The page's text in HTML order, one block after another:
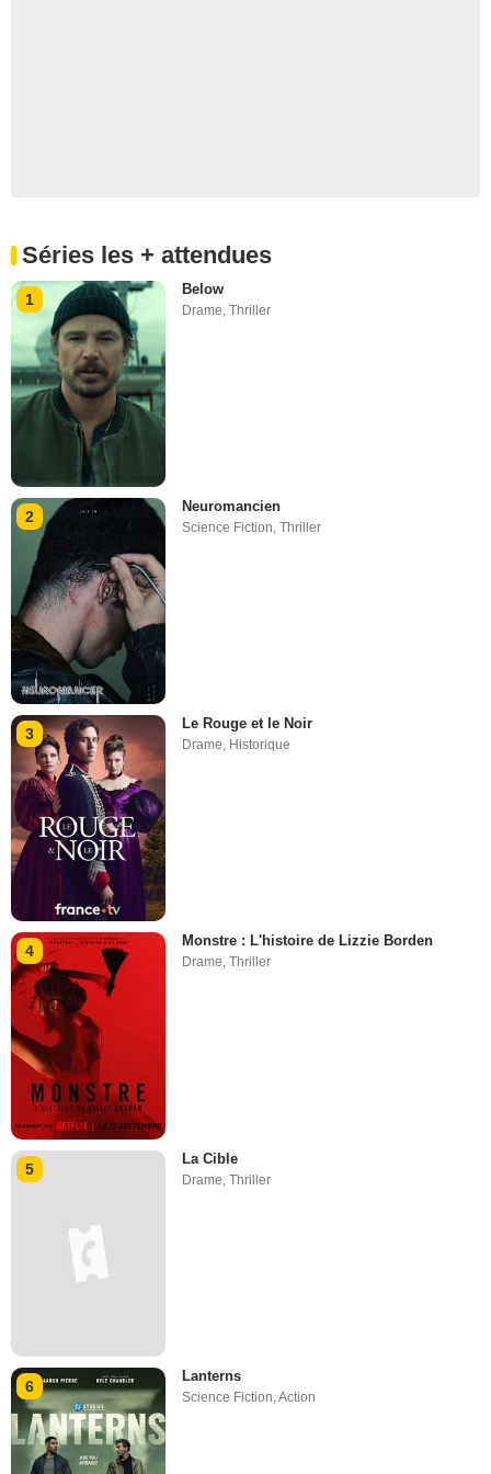
Séries les + attendues
1
Below
Drame ,Thriller
2
Neuromancien
Science Fiction,Thriller
3
Le Rouge et le Noir
Drame, Historique
4
Monstre : L'histoire de Lizzie Borden
Drame,Thriller
5
La Cible
Drame ,Thriller
6
Lanterns
Science Fiction,Action